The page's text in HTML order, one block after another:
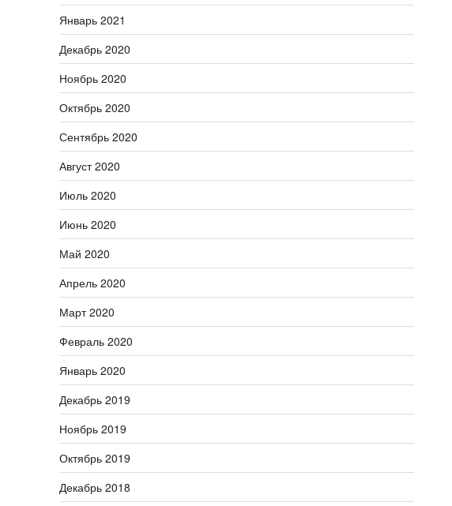
Январь 2021
Декабрь 2020
Ноябрь 2020
Октябрь 2020
Сентябрь 2020
Август 2020
Июль 2020
Июнь 2020
Май 2020
Апрель 2020
Март 2020
Февраль 2020
Январь 2020
Декабрь 2019
Ноябрь 2019
Октябрь 2019
Декабрь 2018